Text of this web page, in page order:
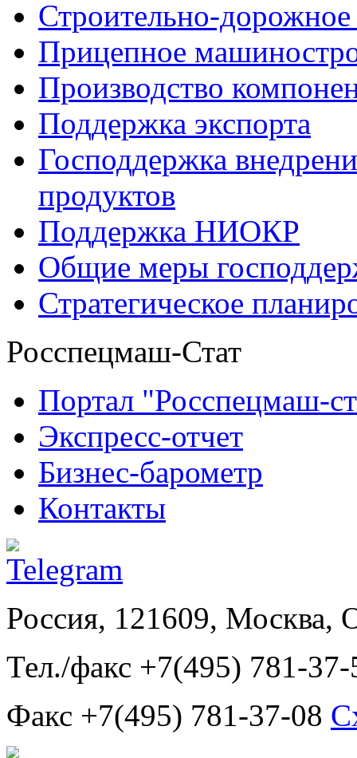
Строительно-
Прицепное
Производство
Поддержка экспорта
Господдержка
продуктов
Поддержка НИОКР
Общие меры
Стратегическое
Росспецмаш-Стат
Портал "Росспецмаш-
Экспресс-отчет
Бизнес-барометр
Контакты
Россия, 121609, Москва,
Тел./факс +7(495) 781-37-
Факс +7(495) 781-37-08